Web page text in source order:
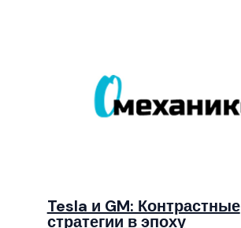
Tesla и GM: Контрастные
стратегии в эпоху